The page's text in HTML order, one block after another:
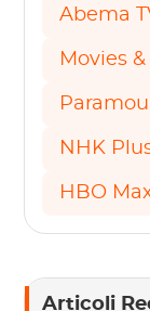
Abema
Movies
NHK
HBO
Articoli